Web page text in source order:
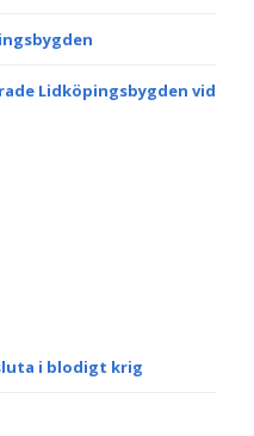
Lidköpingsbygden vid
i blodigt krig